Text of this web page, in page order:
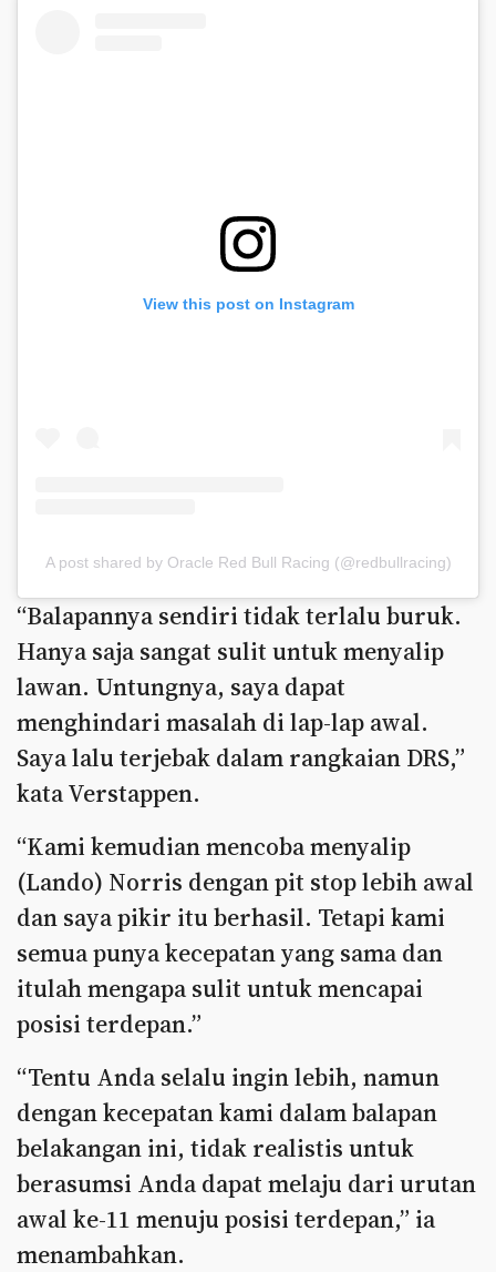
View this post on Instagram
A post shared by Oracle Red Bull Racing (@redbullracing)
“Balapannya sendiri tidak terlalu buruk.
Hanya saja sangat sulit untuk menyalip
lawan. Untungnya, saya dapat
menghindari masalah di lap-lap awal.
Saya lalu terjebak dalam rangkaian DRS,”
kata Verstappen.
“Kami kemudian mencoba menyalip
(Lando) Norris dengan pit stop lebih awal
dan saya pikir itu berhasil. Tetapi kami
semua punya kecepatan yang sama dan
itulah mengapa sulit untuk mencapai
posisi terdepan.”
“Tentu Anda selalu ingin lebih, namun
dengan kecepatan kami dalam balapan
belakangan ini, tidak realistis untuk
berasumsi Anda dapat melaju dari urutan
awal ke-11 menuju posisi terdepan,” ia
menambahkan.